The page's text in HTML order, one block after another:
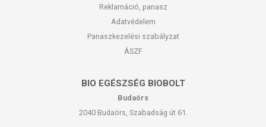
Reklamáció, panasz
Adatvédelem
Panaszkezelési szabályzat
ÁSZF
BIO EGÉSZSÉG BIOBOLT
Budaörs
2040 Budaörs, Szabadság út 61.